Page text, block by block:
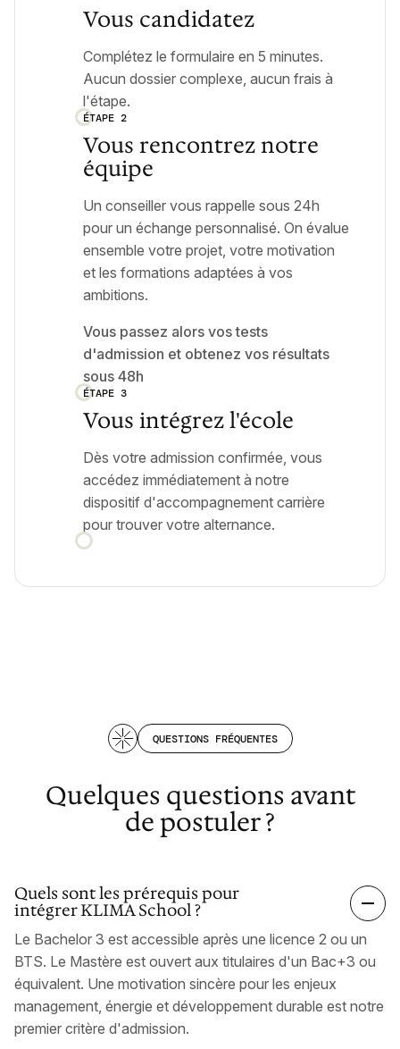
Vous candidatez
Complétez le formulaire en 5 minutes.
Aucun dossier complexe, aucun frais à
l'étape.
ÉTAPE 2
Vous rencontrez notre
équipe
Un conseiller vous rappelle sous 24h
pour un échange personnalisé. On évalue
ensemble votre projet, votre motivation
et les formations adaptées à vos
ambitions.
Vous passez alors vos tests
d'admission et obtenez vos résultats
sous 48h
ÉTAPE 3
Vous intégrez l'école
Dès votre admission confirmée, vous
accédez immédiatement à notre
dispositif d'accompagnement carrière
pour trouver votre alternance.
QUESTIONS FRÉQUENTES
Quelques questions avant
de postuler ?
Quels sont les prérequis pour
intégrer KLIMA School ?
Le Bachelor 3 est accessible après une licence 2 ou un
BTS. Le Mastère est ouvert aux titulaires d'un Bac+3 ou
équivalent. Une motivation sincère pour les enjeux
management, énergie et développement durable est notre
premier critère d'admission.